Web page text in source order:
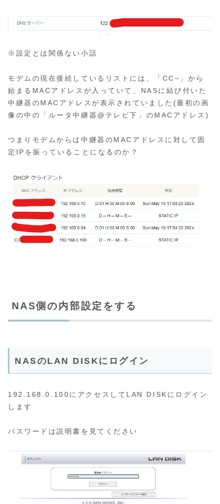
※設定とは関係ない小話
モデムの現在接続しているリストには、「CC~」から
始まるMACアドレスが入っていて、NASに結び付いた
中継器のMACアドレスが表示されていました(最初の画
像の中の「ルータ中継器@テレビ下」のMACアドレス)
つまりモデムからは中継器のMACアドレスに対して固
定IPを振っていることになるのか？
NAS側の内部設定をする
NASのLAN DISKにログイン
192.168.0.100にアクセスしてLAN DISKにログイン
します
パスワードは説明書を見てください